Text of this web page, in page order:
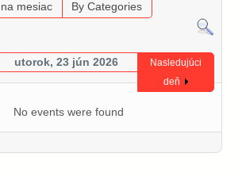
mesiac
By Categories
utorok, 23 jún 2026
Nasledujúci
deň
No events were found